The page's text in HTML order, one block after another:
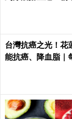
台灣抗癌之光！花
能抗癌、降血脂｜